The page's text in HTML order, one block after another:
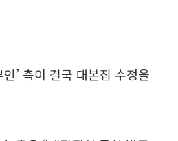
’ 측이 결국 대본집 수정을